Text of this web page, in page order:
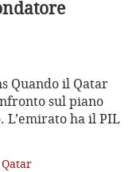
Quando il Qatar
sul piano
L’emirato ha il PIL
Qatar